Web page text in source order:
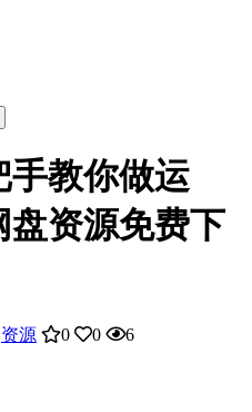
手教你做运
盘资源免费下
资源 0 0 6